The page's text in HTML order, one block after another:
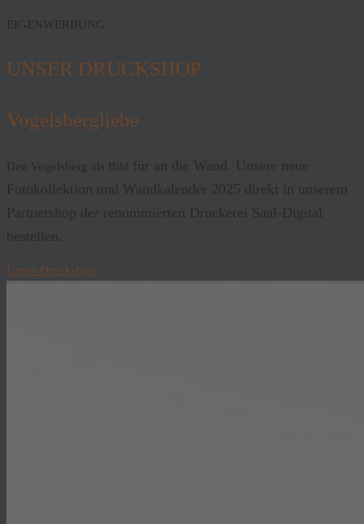
EIGENWERBUNG
UNSER DRUCKSHOP
Vogelsbergliebe
Den Vogelsberg als Bild
für an die Wand. Unsere neue
Fotokollektion und Wandkalender 2025 direkt in unserem
Partnershop der renommierten Druckerei Saal-Digital
bestellen.
Unser Druckshop